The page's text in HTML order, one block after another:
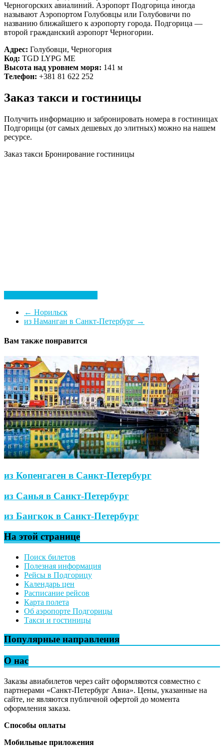
Подгорица
Черногорских авиалиний. Аэропорт Подгорица иногда
называют Аэропортом Голубовцы или Голубовичи по
названию ближайшего к аэропорту города. Подгорица —
второй гражданский аэропорт Черногории.
Адрес: Голубовци, Черногория
Код: TGD LYPG ME
Высота над уровнем моря: 141 м
Телефон: +381 81 622 252
Заказ такси и гостиницы
Получить информацию и забронировать номера в гостиницах
Подгорицы (от самых дешевых до элитных) можно на нашем
ресурсе.
Заказ такси Бронирование гостиницы
← Норильск
из Наманган в Санкт-Петербург →
Вам также понравится
из Копенгаген в Санкт-Петербург
из Санья в Санкт-Петербург
из Бангкок в Санкт-Петербург
На этой странице
Поиск билетов
Полезная информация
Рейсы в Подгорицу
Календарь цен
Расписание рейсов
Карта полета
Об аэропорте Подгорицы
Такси и гостиницы
Популярные направления
О нас
Заказы авиабилетов через сайт оформляются совместно с
партнерами «Санкт-Петербург Авиа». Цены, указанные на
сайте, не являются публичной офертой до момента
оформления заказа.
Способы оплаты
Мобильные приложения